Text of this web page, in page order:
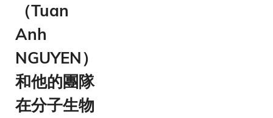
（Tuan
Anh
NGUYEN）
和他的團隊
在分子生物